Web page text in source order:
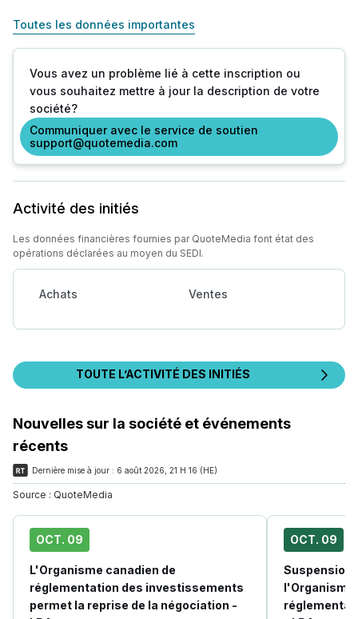
Toutes les données importantes
Vous avez un problème lié à cette inscription ou
vous souhaitez mettre à jour la description de votre
société?
Communiquer avec le service de soutien
support@quotemedia.com
Activité des initiés
Les données financières fournies par QuoteMedia font état des
opérations déclarées au moyen du SEDI.
Achats Ventes
TOUTE L’ACTIVITÉ DES INITIÉS
Nouvelles sur la société et événements
récents
Dernière mise à jour : 6 août 2026, 21 H 16 (HE)
Source : QuoteMedia
OCT. 09
L'Organisme canadien de
réglementation des investissements
permet la reprise de la négociation -
OCT. 09
Suspension
l'Organisme